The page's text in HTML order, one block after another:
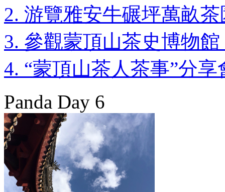
2. 游覽雅安牛碾坪萬畝
3. 參觀蒙頂山茶史博物館
4. “蒙頂山茶人茶事”分享
Panda Day 6